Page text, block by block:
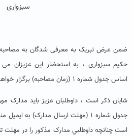
سبزواری
حکیم سبزواری ، به استحضار این عزیزان
اساس جدول شماره ۱ (زمان مصاحبه) برگزار خواهد شد.
شایان ذکر است ، داوطلبان عزیز باید مدارک
جدول شماره ۱ (مهلت ارسال مدارک) به
است چنانچه داوطلبي مدارک مذكور را در مهلت